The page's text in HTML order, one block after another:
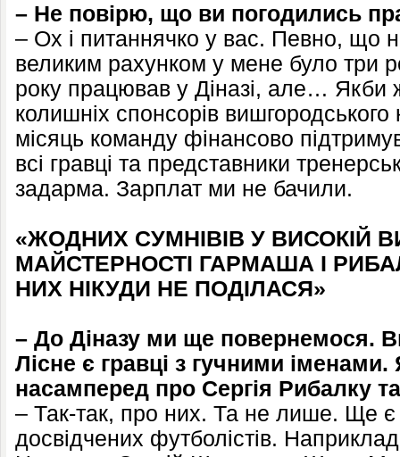
– Не повірю, що ви погодились
– Ох і питаннячко у вас. Певно, що
великим рахунком у мене було три
року працював у Діназі, але… Якби
колишніх спонсорів
місяць команду фінансово
всі гравці та представники
задарма. Зарплат ми не бачили.
«ЖОДНИХ СУМНІВІВ У ВИСОКІЙ
МАЙСТЕРНОСТІ ГАРМАША І
НИХ НІКУДИ НЕ ПОДІЛАСЯ»
– До Діназу ми ще повернемося.
Лісне є гравці з гучними
насамперед про Сергія Рибалку
– Так-так, про них. Та не лише. Ще є
досвідчених футболістів.